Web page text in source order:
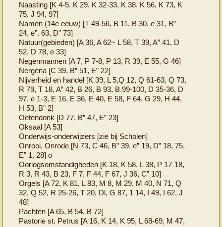
Naasting [K 4-5, K 29, K 32-33, K 38, K 56, K 73, K
75, J 94, 97]
Namen (14e eeuw) [T 49-56, B 11, B 30, e 31, B”
24, e”. 63, D” 73]
Natuur(gebieden) [A 36, A 62~ L 58, T 39, A” 41, D
52, D 78, e 33]
Negenmannen [A 7, P 7-8, P 13, R 39, E 55, G 46]
Nergena [C 39, B” 51, E” 22]
Nijverheid en handel [K 39, L 5,Q 12, Q 61-63, Q 73,
R 79, T 18, A” 42, B 26, B 93, B 99-100, D 35-36, D
97, e 1-3, E 16, E 36, E 40, E 58, F 64, G 29, H 44,
H 53, B” 2]
Oetendonk [D 77, B” 47, E” 23]
Oksaal [A 53]
Onderwijs-onderwijzers [zie bij Scholen]
Onrooi, Onrode [N 73, C 46, B” 39, e” 19, D” 18, 75,
E” 1, 28] o
Oorlogsomstandigheden [K 18, K 58, L 38, P 17-18,
R 3, R 43, B 23, F 7, F 44, F 67, J 36, C” 10]
Orgels [A 72, K 81, L 83, M 8, M 29, M 40, N 71, Q
32, Q 52, R 25-26, T 20, Dl, G 87, 1 14, I 49, I 62, J
48]
Pachten [A 65, B 54, B 72]
Pastorie st. Petrus [A 16, K 14, K 95, L 68-69, M 47,